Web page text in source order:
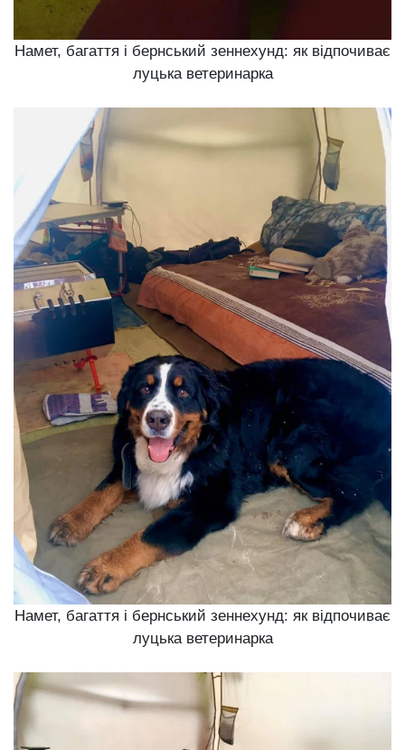
Намет, багаття і бернський зеннехунд: як відпочиває
луцька ветеринарка
Намет, багаття і бернський зеннехунд: як відпочиває
луцька ветеринарка